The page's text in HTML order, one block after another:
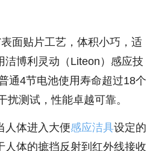
面贴片工艺，体积小巧，适
博利灵动（Liteon）感应技
通4节电池使用寿命超过18个
测试，性能卓越可靠。
人体进入大便感应洁具设定的
体的摭挡反射到红外线接收